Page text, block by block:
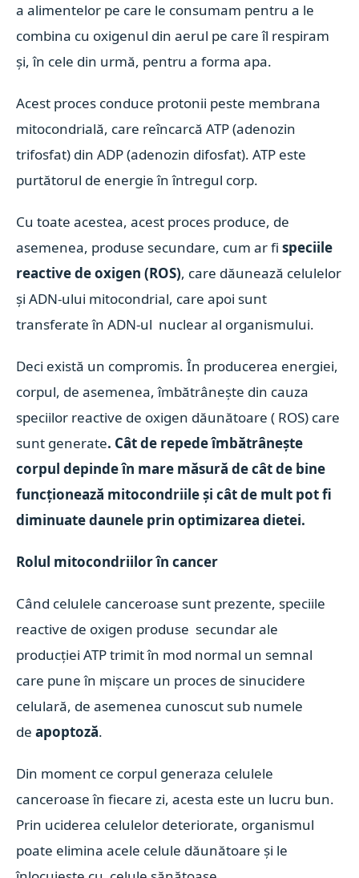
a alimentelor pe care le consumam pentru a le
combina cu oxigenul din aerul pe care îl respiram
și, în cele din urmă, pentru a forma apa.
Acest proces conduce protonii peste membrana
mitocondrială, care reîncarcă ATP (adenozin
trifosfat) din ADP (adenozin difosfat). ATP este
purtătorul de energie în întregul corp.
Cu toate acestea, acest proces produce, de
asemenea, produse secundare, cum ar fispeciile
reactive de oxigen (ROS), care dăunează celulelor
și ADN-ului mitocondrial, care apoi sunt
transferate în ADN-ul nuclear al organismului.
Deci există un compromis. În producerea energiei,
corpul, de asemenea, îmbătrânește din cauza
speciilor reactive de oxigen dăunătoare ( ROS) care
sunt generate. Cât de repede îmbătrânește
corpul depinde în mare măsură de cât de bine
funcționează mitocondriile și cât de mult pot fi
diminuate daunele prin optimizarea dietei.
Rolul mitocondriilor în cancer
Când celulele canceroase sunt prezente, speciile
reactive de oxigen produse secundar ale
producției ATP trimit în mod normal un semnal
care pune în mișcare un proces de sinucidere
celulară, de asemenea cunoscut sub numele
deapoptoză.
Din moment ce corpul generaza celulele
canceroase în fiecare zi, acesta este un lucru bun.
Prin uciderea celulelor deteriorate, organismul
poate elimina acele celule dăunătoare și le